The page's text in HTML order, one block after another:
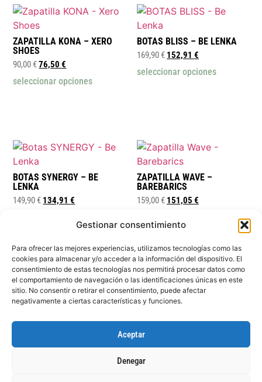
Gestionar consentimiento
Para ofrecer las mejores experiencias, utilizamos tecnologías como las
cookies para almacenar y/o acceder a la información del dispositivo. El
consentimiento de estas tecnologías nos permitirá procesar datos como
el comportamiento de navegación o las identificaciones únicas en este
sitio. No consentir o retirar el consentimiento, puede afectar
negativamente a ciertas características y funciones.
Aceptar
Denegar
ZAPATILLA KONA – XERO
SHOES
90,00€76,50€
seleccionar opciones
BOTAS BLISS – BE LENKA
169,90€ 152,91 €
seleccionar opciones
BOTAS SYNERGY – BE
LENKA
149,90€ 134,91€
ZAPATILLA WAVE –
BAREBARICS
159,00€ 151,05 €
Mi cuenta
Política de privacidad
Términos y condiciones
Política de Cookies